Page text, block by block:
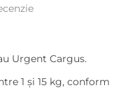
lei.
Urgent Cargus.
1 și 15 kg, conform